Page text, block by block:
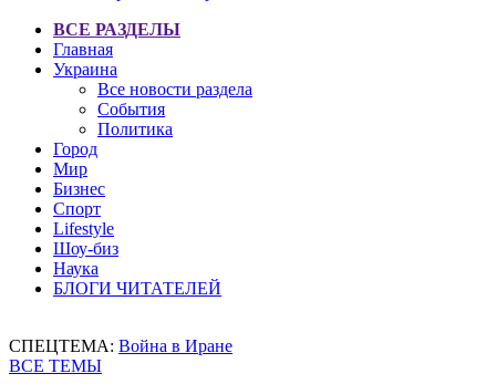
ВСЕ РАЗДЕЛЫ
Главная
Украина
Все новости раздела
События
Политика
Город
Мир
Бизнес
Спорт
Lifestyle
Шоу-биз
Наука
БЛОГИ ЧИТАТЕЛЕЙ
СПЕЦТЕМА: Война в Иране
ВСЕ ТЕМЫ